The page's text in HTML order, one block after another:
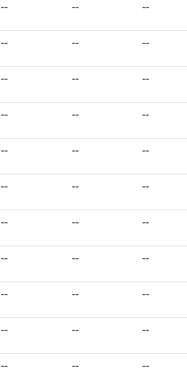
-- -- --
-- -- --
-- -- --
-- -- --
-- -- --
-- -- --
-- -- --
-- -- --
-- -- --
-- -- --
-- -- --